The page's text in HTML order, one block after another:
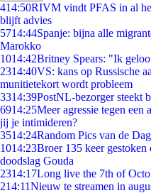
414:50RIVM vindt PFAS in al
blijft advies
5714:44Spanje: bijna alle
Marokko
1014:42Britney Spears: "Ik
2314:40VS: kans op Russische
munitietekort wordt probleem
3314:39PostNL-bezorger steekt
6914:25Meer agressie tegen een
jij je intimideren?
3514:24Random Pics van de
1014:23Broer 135 keer gestoken
doodslag Gouda
2314:17Long live the 7th of
214:11Nieuw te streamen in